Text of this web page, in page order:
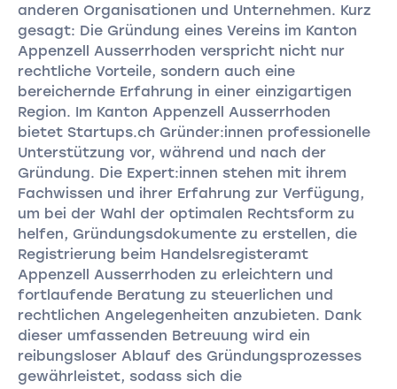
anderen Organisationen und Unternehmen. Kurz
gesagt: Die Gründung eines Vereins im Kanton
Appenzell Ausserrhoden verspricht nicht nur
rechtliche Vorteile, sondern auch eine
bereichernde Erfahrung in einer einzigartigen
Region. Im Kanton Appenzell Ausserrhoden
bietet Startups.ch Gründer:innen professionelle
Unterstützung vor, während und nach der
Gründung. Die Expert:innen stehen mit ihrem
Fachwissen und ihrer Erfahrung zur Verfügung,
um bei der Wahl der optimalen Rechtsform zu
helfen, Gründungsdokumente zu erstellen, die
Registrierung beim Handelsregisteramt
Appenzell Ausserrhoden zu erleichtern und
fortlaufende Beratung zu steuerlichen und
rechtlichen Angelegenheiten anzubieten. Dank
dieser umfassenden Betreuung wird ein
reibungsloser Ablauf des Gründungsprozesses
gewährleistet, sodass sich die